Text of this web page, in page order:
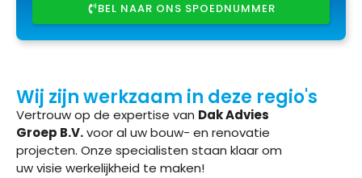
BEL NAAR ONS SPOEDNUMMER
Wij zijn werkzaam in deze regio's
Vertrouw op de expertise van Dak Advies
Groep B.V.voor al uw bouw- en renovatie
projecten. Onze specialisten staan klaar om
uw visie werkelijkheid te maken!